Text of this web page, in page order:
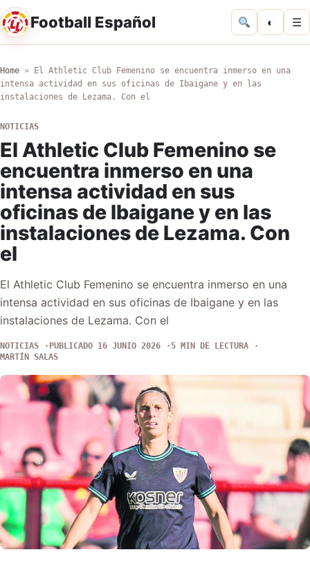
Football Español ◐ ☰
Home »
El Athletic Club Femenino se encuentra inmerso en una
intensa actividad en sus oficinas de Ibaigane y en las
instalaciones de Lezama. Con el
NOTICIAS
El Athletic Club Femenino se
encuentra inmerso en una
intensa actividad en sus
oficinas de Ibaigane y en las
instalaciones de Lezama. Con
el
El Athletic Club Femenino se encuentra inmerso en una
intensa actividad en sus oficinas de Ibaigane y en las
instalaciones de Lezama. Con el
NOTICIAS PUBLICADO 16 JUNIO 2026
5 MIN DE LECTURA
MARTÍN SALAS